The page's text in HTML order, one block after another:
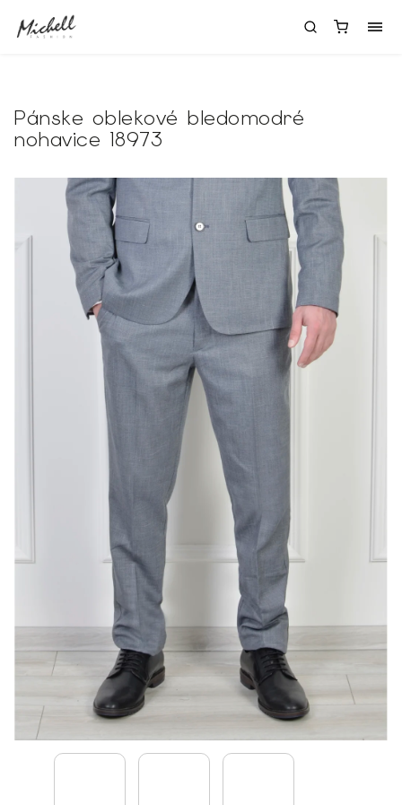
Pánske oblekové bledomodré
nohavice 18973